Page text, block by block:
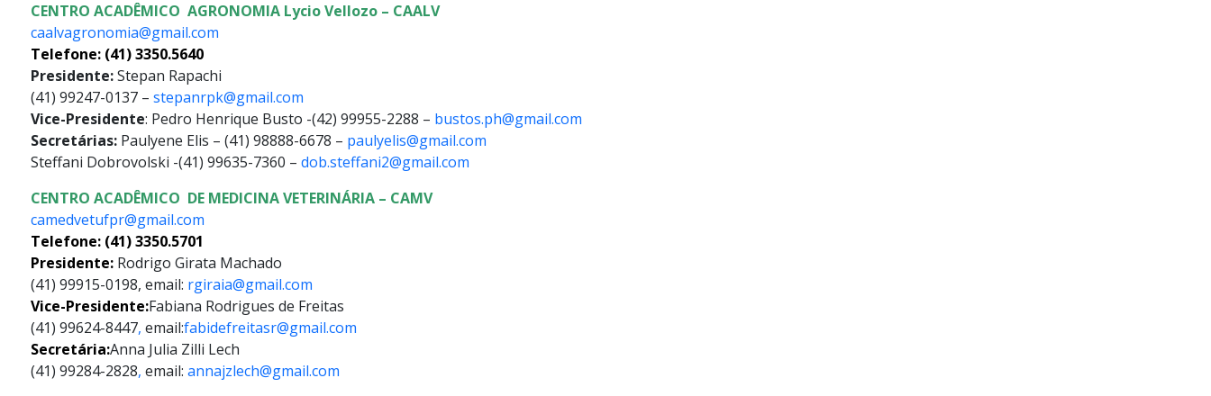
CENTRO ACADÊMICO AGRONOMIA Lycio Vellozo – CAALV
caalvagronomia@gmail.com
Telefone: (41) 3350.5640
Presidente:Stepan Rapachi
(41) 99247-0137 – stepanrpk@gmail.com
Vice-Presidente: Pedro Henrique Busto -(42) 99955-2288 – bustos.ph@gmail.com
Secretárias: Paulyene Elis – (41) 98888-6678 – paulyelis@gmail.com
Steffani Dobrovolski -(41) 99635-7360 – dob.steffani2@gmail.com
CENTRO ACADÊMICO DE MEDICINA VETERINÁRIA – CAMV
camedvetufpr@gmail.com
Telefone: (41) 3350.5701
Presidente: Rodrigo Girata Machado
(41) 99915-0198, email: rgiraia@gmail.com
Vice-Presidente:Fabiana Rodrigues de Freitas
(41) 99624-8447, email:fabidefreitasr@gmail.com
Secretária:Anna Julia Zilli Lech
(41) 99284-2828, email: annajzlech@gmail.com